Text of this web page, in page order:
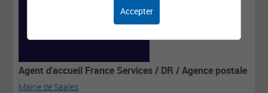
Accepter
Agent d'accueil France Services / DR / Agence postale
Mairie de Saales